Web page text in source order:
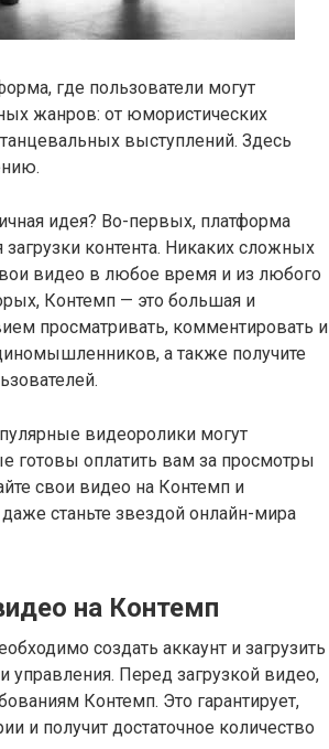
где пользователи могут
жанров: от юмористических
выступлений. Здесь
идея? Во-первых, платформа
контента. Никаких сложных
видео в любое время и из любого
Контемп — это большая и
просматривать, комментировать и
а также получите
видеоролики могут
готовы оплатить вам за просмотры
свои видео на Контемп и
станьте звездой онлайн-мира
на Контемп
создать аккаунт и загрузить
Перед загрузкой видео,
Контемп. Это гарантирует,
и получит достаточное количество